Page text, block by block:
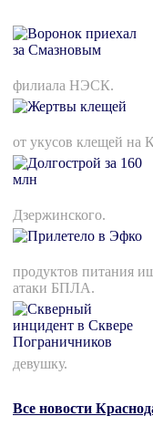
филиала НЭСК.
от укусов клещей на
Дзержинского.
продуктов питания
атаки БПЛА.
девушку.
Все новости